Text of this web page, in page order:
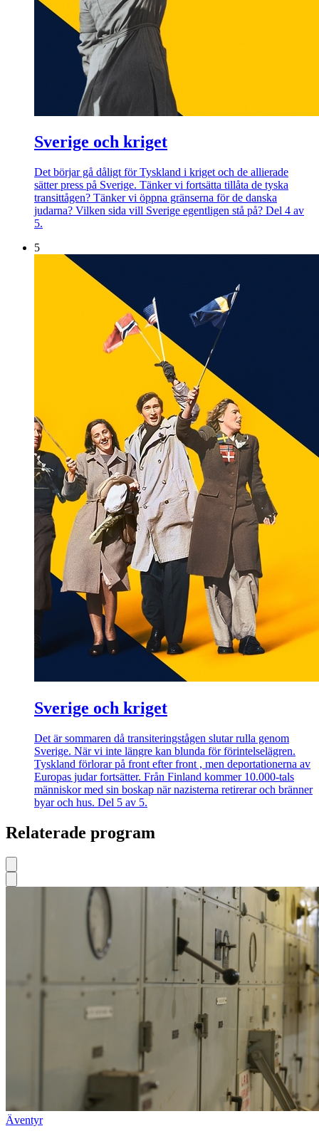
Sverige och kriget
Det börjar gå dåligt för Tyskland i kriget och de allierade
sätter press på Sverige. Tänker vi fortsätta tillåta de tyska
transittågen? Tänker vi öppna gränserna för de danska
judarna? Vilken sida vill Sverige egentligen stå på? Del 4 av
5.
5
Sverige och kriget
Det är sommaren då transiteringstågen slutar rulla genom
Sverige. När vi inte längre kan blunda för förintelselägren.
Tyskland förlorar på front efter front , men deportationerna av
Europas judar fortsätter. Från Finland kommer 10.000-tals
människor med sin boskap när nazisterna retirerar och bränner
byar och hus. Del 5 av 5.
Relaterade program
Äventyr